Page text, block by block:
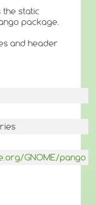
static
package.
and header
GNOME/pango